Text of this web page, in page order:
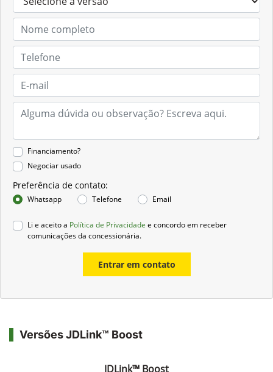
Financiamento?
Negociar usado
Preferência de contato:
Whatsapp Telefone Email
Li e aceito a Política de Privacidade e concordo em receber
comunicações da concessionária.
Entrar em contato
Versões JDLink™ Boost
JDLink™ Boost